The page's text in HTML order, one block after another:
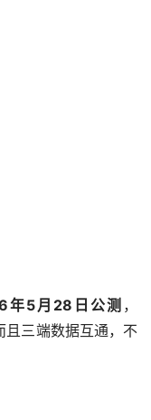
年5月28日公测 ，
且三端数据互通，不